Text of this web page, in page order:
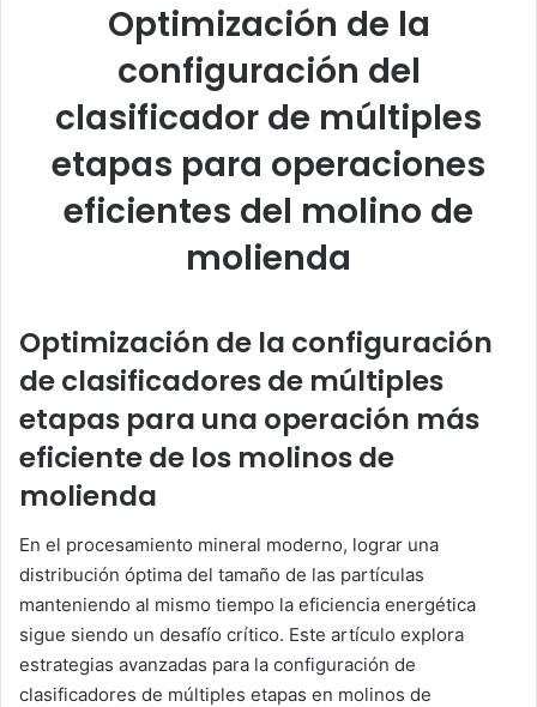
Optimización de la
configuración del
clasificador de múltiples
etapas para operaciones
eficientes del molino de
molienda
Optimización de la configuración
de clasificadores de múltiples
etapas para una operación más
eficiente de los molinos de
molienda
En el procesamiento mineral moderno, lograr una
distribución óptima del tamaño de las partículas
manteniendo al mismo tiempo la eficiencia energética
sigue siendo un desafío crítico. Este artículo explora
estrategias avanzadas para la configuración de
clasificadores de múltiples etapas en molinos de